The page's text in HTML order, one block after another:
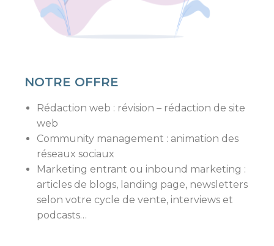
NOTRE OFFRE
Rédaction web : révision – rédaction de site
web
Community management : animation des
réseaux sociaux
Marketing entrant ou inbound marketing :
articles de blogs, landing page, newsletters
selon votre cycle de vente, interviews et
podcasts…